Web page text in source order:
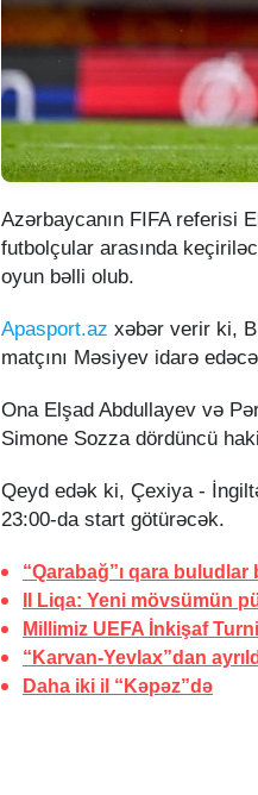
Azərbaycanın FIFA referisi
futbolçular arasında
oyun bəlli olub.
Apasport.az xəbər verir ki,
matçını Məsiyev idarə
Ona Elşad Abdullayev və
Simone Sozza dördüncü
Qeyd edək ki, Çexiya -
23:00-da start götürəcək.
“Qarabağ”ı qara
II Liqa: Yeni mövsümün
Millimiz UEFA İnkişaf
“Karvan-Yevlax”dan
Daha iki il “Kəpəz”də